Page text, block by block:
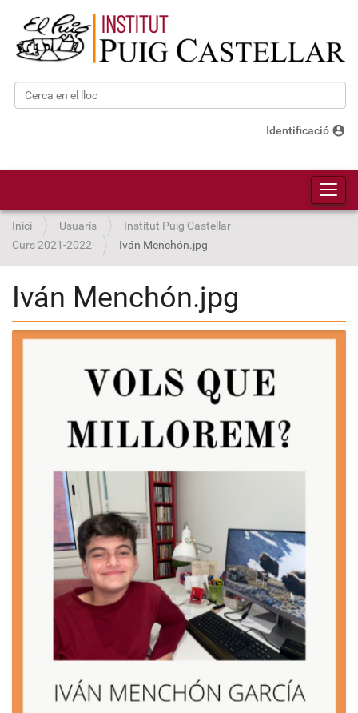
Cerca
Identificació account_circle
Inici Usuaris
Institut Puig Castellar
Curs 2021-2022
Iván Menchón.jpg
Iván Menchón.jpg